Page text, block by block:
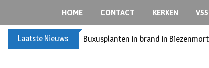
HOME CONTACT KERKEN
Laatste Nieuws Spreidingswet asielzoekers: hoe zit